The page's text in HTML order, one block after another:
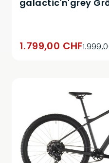
galactic'n'grey
1.799,00 CHF